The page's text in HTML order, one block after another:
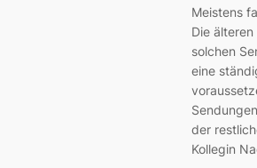
Meistens
Die
solchen
eine
der
Kollegin